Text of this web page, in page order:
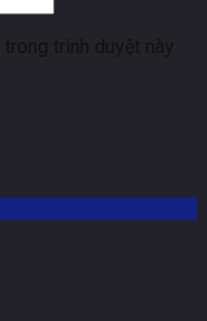
trình duyệt này